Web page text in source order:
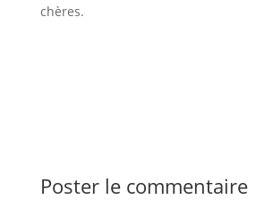
chères.
Poster le commentaire